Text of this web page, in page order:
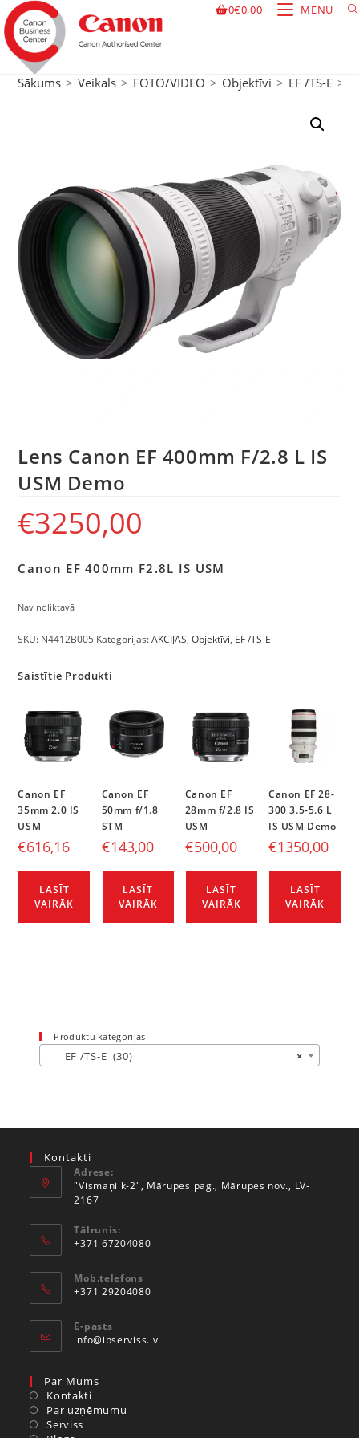
0€0,00 MENU
Sākums > Veikals > FOTO/VIDEO > Objektīvi > EF /TS-E >
Lens Canon EF 400mm F/2.8 L IS
USM Demo
€3250,00
Canon EF 400mm F2.8L IS USM
Nav noliktavā
SKU: N4412B005 Kategorijas:AKCIJAS,Objektīvi, EF /TS-E
Saistītie Produkti
Canon EF
35mm 2.0 IS
USM
€616,16
LASĪT
VAIRĀK
Canon EF
50mm f/1.8
STM
€143,00
LASĪT
VAIRĀK
Canon EF
28mm f/2.8 IS
USM
€500,00
LASĪT
VAIRĀK
Canon EF 28-
300 3.5-5.6 L
IS USM Demo
€1350,00
LASĪT
VAIRĀK
Produktu kategorijas
×
EF /TS-E (30)
Kontakti
Adrese:
"Vismaņi k-2", Mārupes pag., Mārupes nov., LV-
2167
Tālrunis:
+371 67204080
Mob.telefons
+371 29204080
E-pasts
info@ibserviss.lv
Par Mums
Kontakti
Par uzņēmumu
Serviss